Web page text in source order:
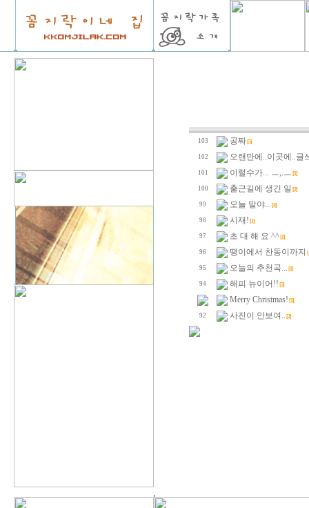
103 공짜 [5]
102 오랜만에..이곳에..글
101 이럴수가... ㅡ,.ㅡ [1]
100 출근길에 생긴 일 [2]
99 오늘 말야... [4]
98 시재! [1]
97 초 대 해 요 ^^ [1]
96 땡이에서 찬동이까지
95 오늘의 추천곡... [1]
94 해피 뉴이어!! [5]
Merry Christmas! [1]
92 사진이 안보여.. [2]